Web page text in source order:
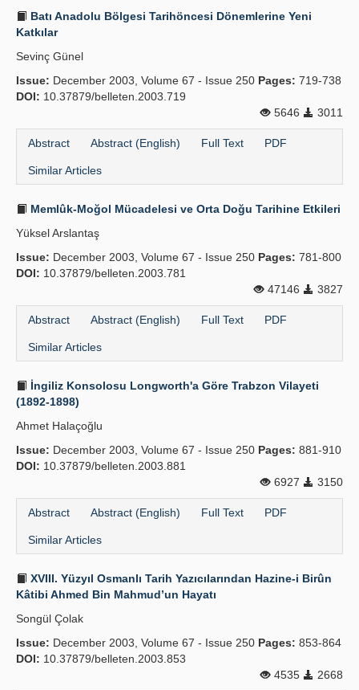
Batı Anadolu Bölgesi Tarihöncesi Dönemlerine Yeni
Katkılar
Sevinç Günel
Issue: December 2003, Volume 67 - Issue 250 Pages: 719-738
DOI: 10.37879/belleten.2003.719
5646
3011
Abstract Abstract (English) Full Text PDF
Similar Articles
Memlûk-Moğol Mücadelesi ve Orta Doğu Tarihine Etkileri
Yüksel Arslantaş
Issue: December 2003, Volume 67 - Issue 250 Pages: 781-800
DOI: 10.37879/belleten.2003.781
47146
3827
Abstract Abstract (English) Full Text PDF
Similar Articles
İngiliz Konsolosu Longworth'a Göre Trabzon Vilayeti
(1892-1898)
Ahmet Halaçoğlu
Issue: December 2003, Volume 67 - Issue 250 Pages: 881-910
DOI: 10.37879/belleten.2003.881
6927
3150
Abstract Abstract (English) Full Text PDF
Similar Articles
XVIII. Yüzyıl Osmanlı Tarih Yazıcılarından Hazine-i Birûn
Kâtibi Ahmed Bin Mahmud’un Hayatı
Songül Çolak
Issue: December 2003, Volume 67 - Issue 250 Pages: 853-864
DOI: 10.37879/belleten.2003.853
4535
2668